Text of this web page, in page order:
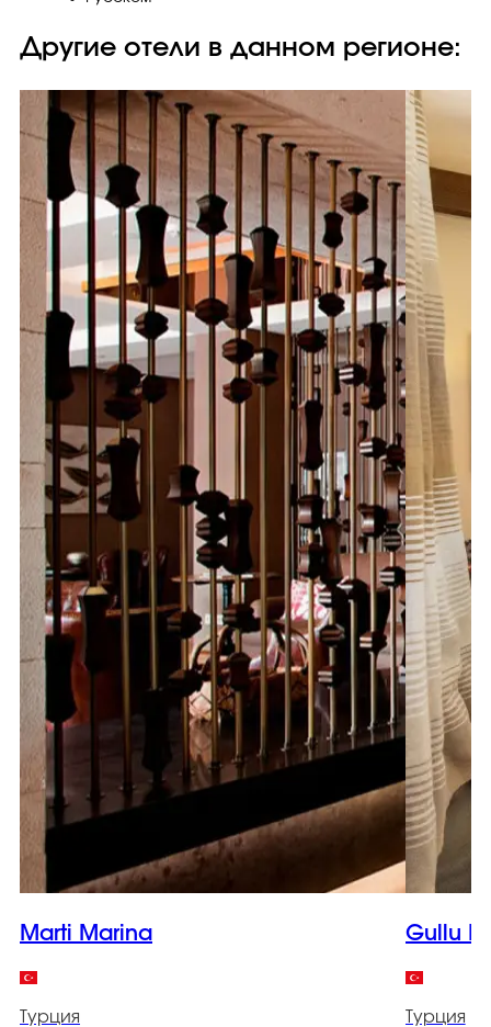
Другие отели в данном регионе:
Marti Marina
Турция
Gullu
Турция